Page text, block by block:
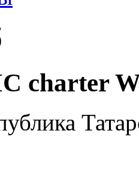
charter